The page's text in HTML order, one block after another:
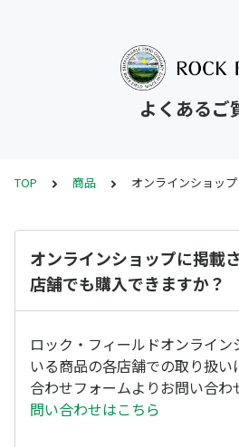
よくあるご
TOP 商品 オンラインショッ
オンラインショップに掲載
店舗でも購入できますか？
ロック・フィールドオンライン
いる商品の各店舗での取り扱
合わせフォームよりお問い合わ
問い合わせはこちら